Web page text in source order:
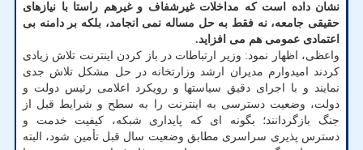
نشان داده است که مداخلات غیرشفاف و غیرهم راستا با نیازهای
حقیقی جامعه، نه فقط به حل مساله نمی انجامد، بلکه بر دامنه بی
اعتمادی عمومی هم می افزاید.
واعظی، اظهار نمود: وزیر ارتباطات در باز کردن اینترنت تلاش زیادی
کردند امیدوارم مدیران ارشد وزارتخانه در حل مشکل تلاش جدی
نمایند و با اجرای دقیق سیاستها و رویکرد اعلامی رئیس دولت و
دولت، وضعیت دسترسی به اینترنت را به سطح و شرایط قبل از
جنگ بازگردانند؛ بگونه ای که پایداری شبکه، کیفیت خدمت و
دسترس پذیری سراسری مطابق وضعیت سال قبل تأمین شود، البته